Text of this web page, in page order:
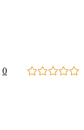
0